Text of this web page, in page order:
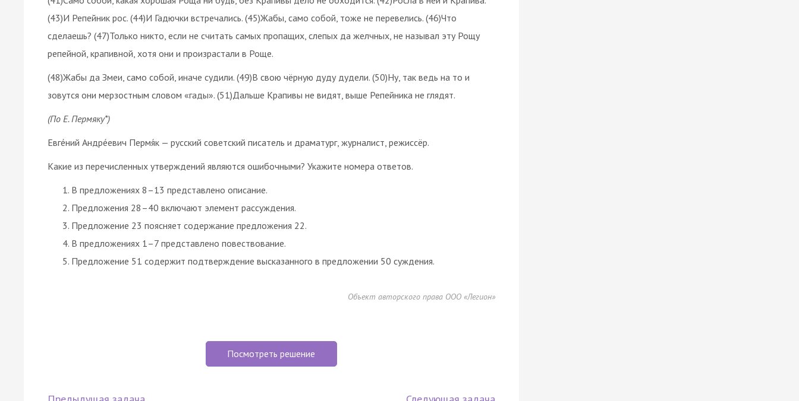
(43)И Репейник рос. (44)И Гадючки встречались. (45)Жабы, само собой, тоже не перевелись. (46)Что
сделаешь? (47)Только никто, если не считать самых пропащих, слепых да желчных, не называл эту Рощу
репейной, крапивной, хотя они и произрастали в Роще.
(48)Жабы да Змеи, само собой, иначе судили. (49)В свою чёрную дуду дудели. (50)Ну, так ведь на то и
зовутся они мерзостным словом «гады». (51)Дальше Крапивы не видят, выше Репейника не глядят.
(По Е. Пермяку*)
Евге́ний Андре́евич Пермя́к — русский советский писатель и драматург, журналист, режиссёр.
Какие из перечисленных утверждений являются ошибочными? Укажите номера ответов.
В предложениях 8–13 представлено описание.
Предложения 28–40 включают элемент рассуждения.
Предложение 23 поясняет содержание предложения 22.
В предложениях 1–7 представлено повествование.
Предложение 51 содержит подтверждение высказанного в предложении 50 суждения.
Объект авторского права ООО «Легион»
Посмотреть решение